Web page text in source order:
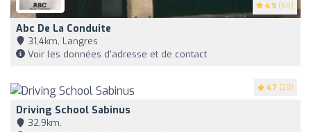
4.9 (50)
Abc De La Conduite
31,4km, Langres
Voir les données d'adresse et de contact
4.7 (20)
Driving School Sabinus
32,9km,